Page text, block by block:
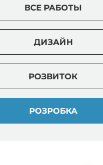
ВСЕ РАБОТЫ
ДИЗАЙН
РОЗВИТОК
РОЗРОБКА